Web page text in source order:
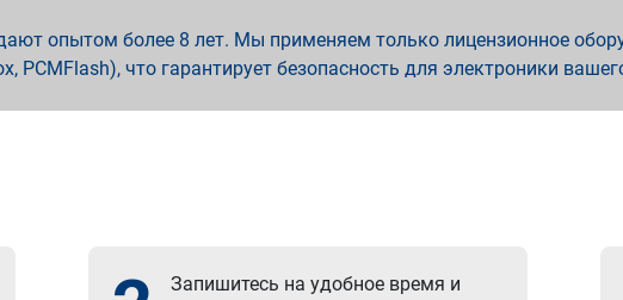
опытом более 8 лет. Мы применяем только лицензионное
PCMFlash), что гарантирует безопасность для электроники
Запишитесь на удобное время и